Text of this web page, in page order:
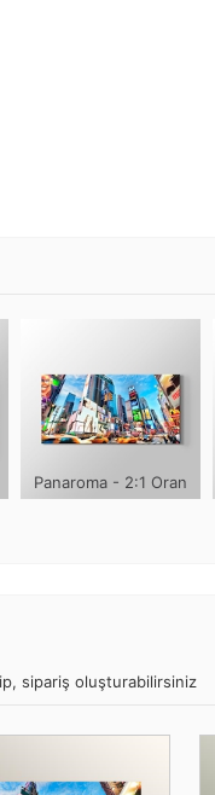
Panaroma - 2:1 Oran
sipariş oluşturabilirsiniz